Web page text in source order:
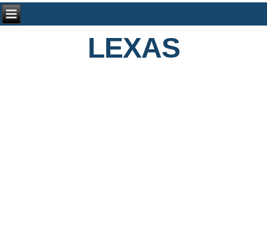
LEXAS